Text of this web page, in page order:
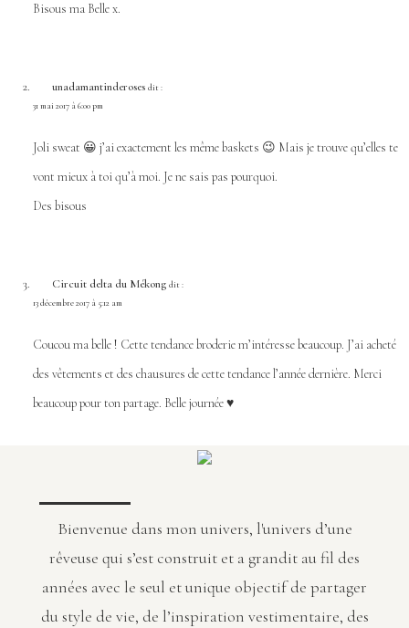
Bisous ma Belle x.
unadamantinderoses dit :
31 mai 2017 à 6:00 pm
Joli sweat 😀 j’ai exactement les même baskets 😉 Mais je trouve qu’elles te
vont mieux à toi qu’à moi. Je ne sais pas pourquoi.
Des bisous
Circuit delta du Mékong dit :
13 décembre 2017 à 5:12 am
Coucou ma belle ! Cette tendance broderie m’intéresse beaucoup. J’ai acheté
des vêtements et des chausures de cette tendance l’année dernière. Merci
beaucoup pour ton partage. Belle journée ♥
Bienvenue dans mon univers, l'univers d’une
rêveuse qui s’est construit et a grandit au fil des
années avec le seul et unique objectif de partager
du style de vie, de l’inspiration vestimentaire, des